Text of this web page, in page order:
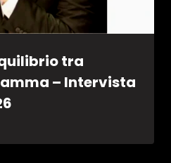
tra
– Intervista